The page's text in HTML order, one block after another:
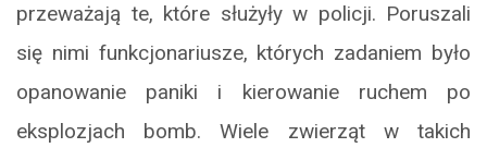
przeważają te, które służyły w policji. Poruszali
się nimi funkcjonariusze, których zadaniem było
opanowanie paniki i kierowanie ruchem po
eksplozjach bomb. Wiele zwierząt w takich